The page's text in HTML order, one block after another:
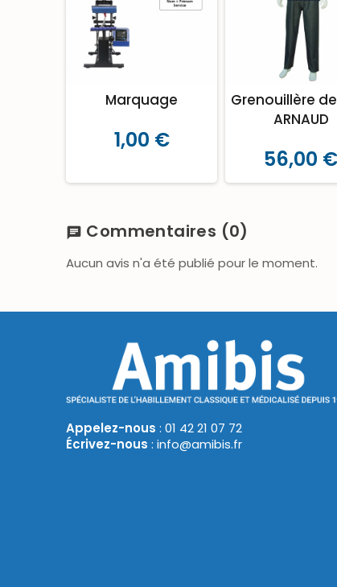
Marquage
1,00 €
Grenouillère
ARNAUD
56,00 €
chat Commentaires (0)
Aucun avis n'a été publié pour le moment.
Appelez-nous : 01 42 21 07 72
Écrivez-nous : info@amibis.fr